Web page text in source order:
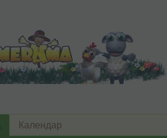
Календар